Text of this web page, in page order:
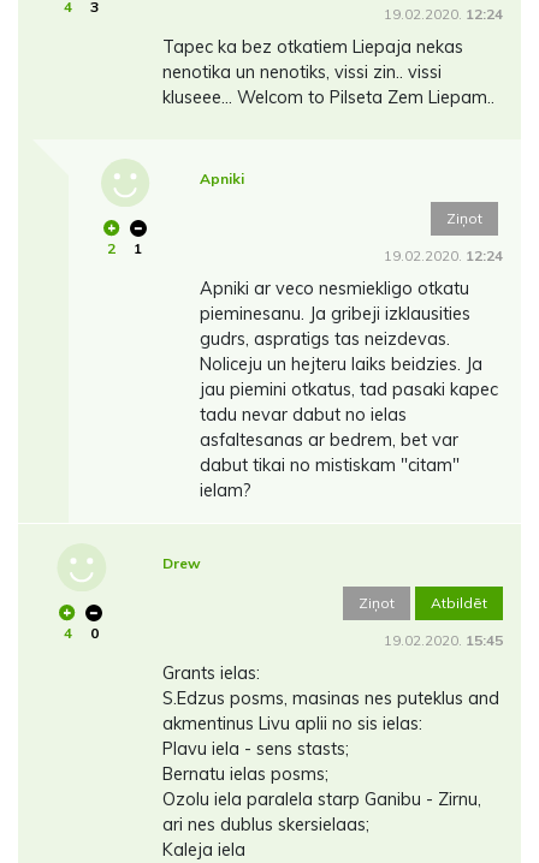
4 3 19.02.2020. 12:24
Tapec ka bez otkatiem Liepaja nekas
nenotika un nenotiks, vissi zin.. vissi
kluseee... Welcom to Pilseta Zem Liepam..
2 1
Apniki
Ziņot
19.02.2020. 12:24
Apniki ar veco nesmiekligo otkatu
pieminesanu. Ja gribeji izklausities
gudrs, aspratigs tas neizdevas.
Noliceju un hejteru laiks beidzies. Ja
jau piemini otkatus, tad pasaki kapec
tadu nevar dabut no ielas
asfaltesanas ar bedrem, bet var
dabut tikai no mistiskam "citam"
ielam?
4 0
Drew
Ziņot Atbildēt
19.02.2020. 15:45
Grants ielas:
S.Edzus posms, masinas nes puteklus and
akmentinus Livu aplii no sis ielas:
Plavu iela - sens stasts;
Bernatu ielas posms;
Ozolu iela paralela starp Ganibu - Zirnu,
ari nes dublus skersielaas;
Kaleja iela